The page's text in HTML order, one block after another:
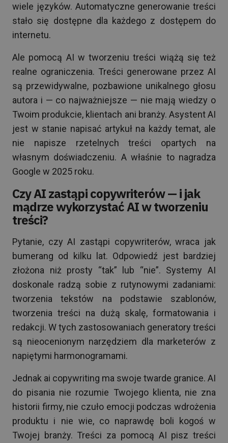
wiele języków. Automatyczne generowanie treści
stało się dostępne dla każdego z dostępem do
internetu.
Ale pomocą AI w tworzeniu treści wiążą się też
realne ograniczenia. Treści generowane przez AI
są przewidywalne, pozbawione unikalnego głosu
autora i — co najważniejsze — nie mają wiedzy o
Twoim produkcie, klientach ani branży. Asystent AI
jest w stanie napisać artykuł na każdy temat, ale
nie napisze rzetelnych treści opartych na
własnym doświadczeniu. A właśnie to nagradza
Google w 2025 roku.
Czy AI zastąpi copywriterów — i jak
mądrze wykorzystać AI w tworzeniu
treści?
Pytanie, czy AI zastąpi copywriterów, wraca jak
bumerang od kilku lat. Odpowiedź jest bardziej
złożona niż prosty “tak” lub “nie”. Systemy AI
doskonale radzą sobie z rutynowymi zadaniami:
tworzenia tekstów na podstawie szablonów,
tworzenia treści na dużą skalę, formatowania i
redakcji. W tych zastosowaniach generatory treści
są nieocenionym narzędziem dla marketerów z
napiętymi harmonogramami.
Jednak ai copywriting ma swoje twarde granice. AI
do pisania nie rozumie Twojego klienta, nie zna
historii firmy, nie czuło emocji podczas wdrożenia
produktu i nie wie, co naprawdę boli kogoś w
Twojej branży. Treści za pomocą AI pisz treści